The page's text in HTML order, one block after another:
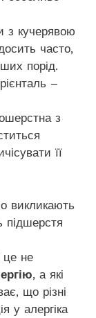
з кучерявою
часто,
порід.
–
з
її
викликають
підшерстя
це не
, а які
що різні
у алергіка